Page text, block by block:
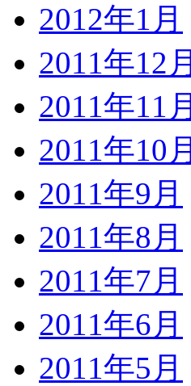
2012年1月
2011年12月
2011年11月
2011年10月
2011年9月
2011年8月
2011年7月
2011年6月
2011年5月